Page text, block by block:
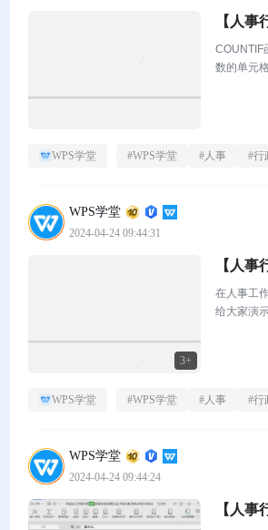
【人
COUNTIF
数的单元
WPS学堂 #WPS学堂 #人事 #行
WPS学堂
2024-04-24 09:44:31
3+
【人
在人事工
给大家演
WPS学堂 #WPS学堂 #人事 #行
WPS学堂
2024-04-24 09:44:24
【人